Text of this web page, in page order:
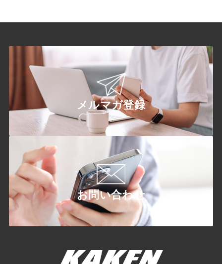
メルマガ登録
お問い合わせ